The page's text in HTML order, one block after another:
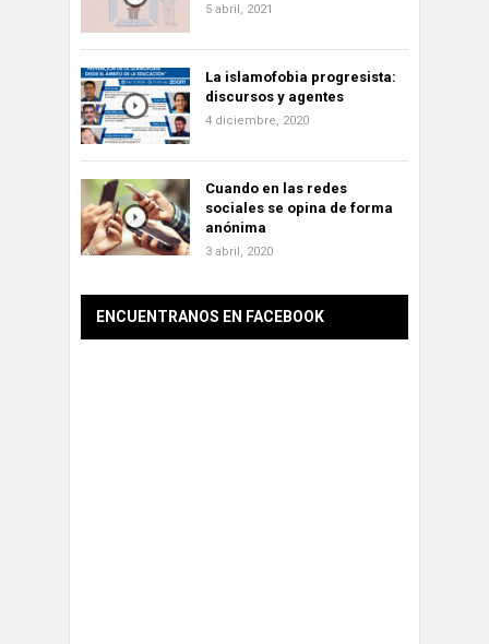
5 abril, 2021
La islamofobia progresista:
discursos y agentes
4 diciembre, 2020
Cuando en las redes
sociales se opina de forma
anónima
3 abril, 2020
ENCUENTRANOS EN FACEBOOK